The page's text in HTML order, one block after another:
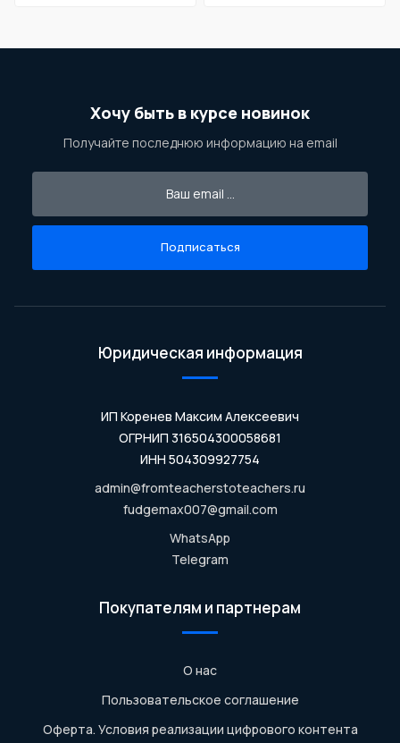
Хочу быть в курсе новинок
Получайте последнюю информацию на email
Подписаться
Юридическая информация
ИП Коренев Максим Алексеевич
ОГРНИП 316504300058681
ИНН 504309927754
admin@fromteacherstoteachers.ru
fudgemax007@gmail.com
WhatsApp
Telegram
Покупателям и партнерам
О нас
Пользовательское соглашение
Оферта. Условия реализации цифрового контента